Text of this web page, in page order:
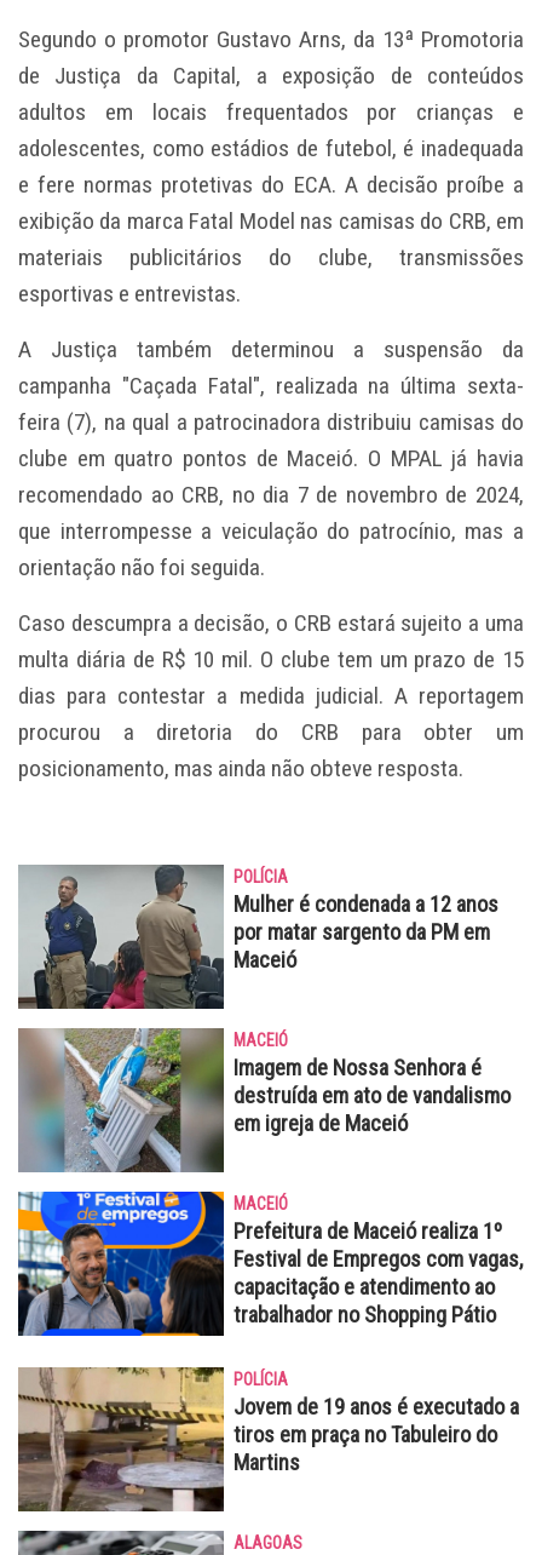
Segundo o promotor Gustavo Arns, da 13ª Promotoria
de Justiça da Capital, a exposição de conteúdos
adultos em locais frequentados por crianças e
adolescentes, como estádios de futebol, é inadequada
e fere normas protetivas do ECA. A decisão proíbe a
exibição da marca Fatal Model nas camisas do CRB, em
materiais publicitários do clube, transmissões
esportivas e entrevistas.
A Justiça também determinou a suspensão da
campanha "Caçada Fatal", realizada na última sexta-
feira (7), na qual a patrocinadora distribuiu camisas do
clube em quatro pontos de Maceió. O MPAL já havia
recomendado ao CRB, no dia 7 de novembro de 2024,
que interrompesse a veiculação do patrocínio, mas a
orientação não foi seguida.
Caso descumpra a decisão, o CRB estará sujeito a uma
multa diária de R$ 10 mil. O clube tem um prazo de 15
dias para contestar a medida judicial. A reportagem
procurou a diretoria do CRB para obter um
posicionamento, mas ainda não obteve resposta.
POLÍCIA
Mulher é condenada a 12 anos
por matar sargento da PM em
Maceió
MACEIÓ
Imagem de Nossa Senhora é
destruída em ato de vandalismo
em igreja de Maceió
MACEIÓ
Prefeitura de Maceió realiza 1º
Festival de Empregos com vagas,
capacitação e atendimento ao
trabalhador no Shopping Pátio
POLÍCIA
Jovem de 19 anos é executado a
tiros em praça no Tabuleiro do
Martins
ALAGOAS